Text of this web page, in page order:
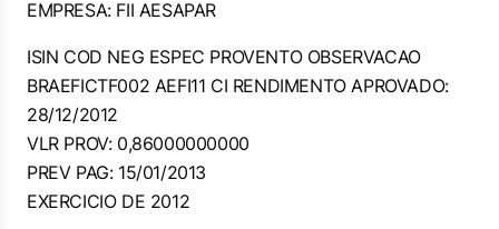
EMPRESA: FII AESAPAR
ISIN COD NEG ESPEC PROVENTO OBSERVACAO
BRAEFICTF002 AEFI11 CI RENDIMENTO APROVADO:
28/12/2012
VLR PROV: 0,86000000000
PREV PAG: 15/01/2013
EXERCICIO DE 2012